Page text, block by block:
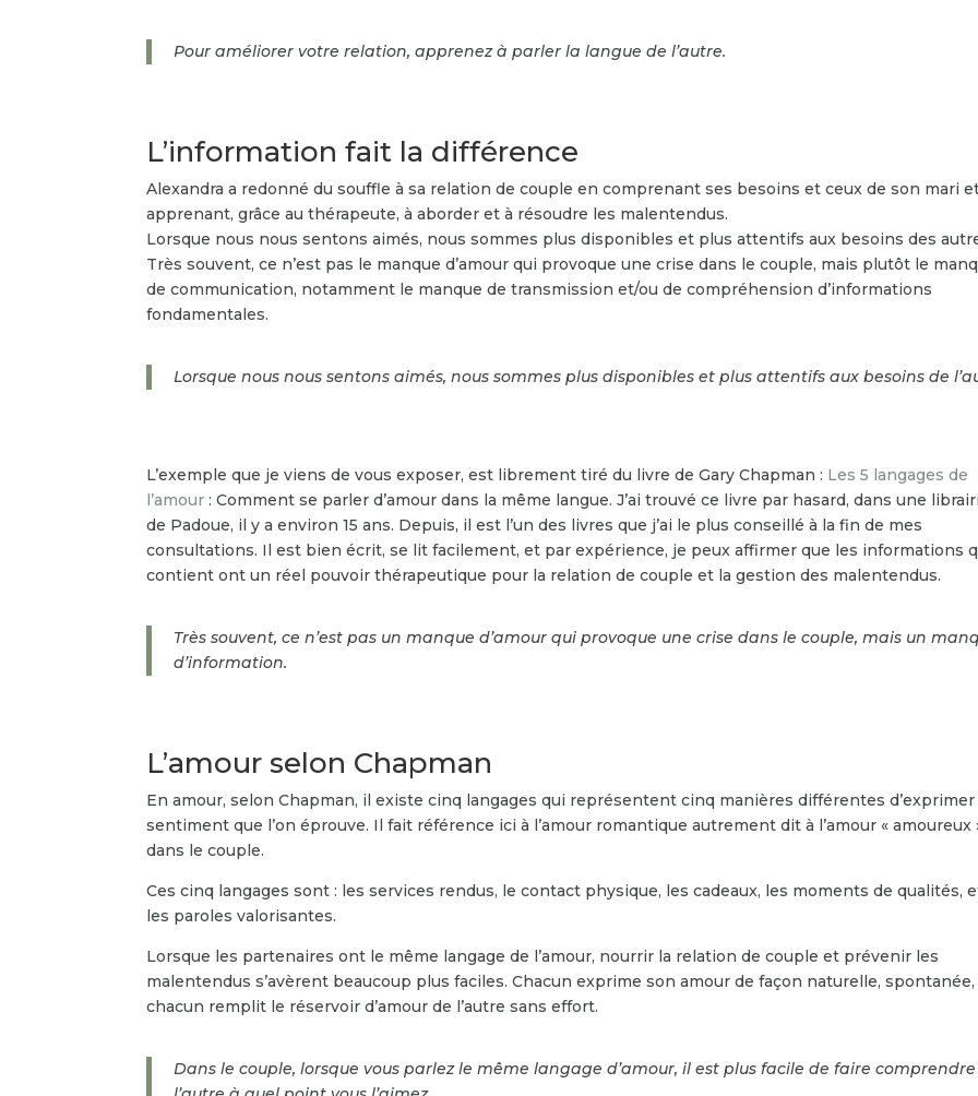
Pour améliorer votre relation, apprenez à parler la langue de l’autre.
L’information fait la différence
Alexandra a redonné du souffle à sa relation de couple en comprenant ses besoins et ceux de son mari
apprenant, grâce au thérapeute, à aborder et à résoudre les malentendus.
Lorsque nous nous sentons aimés, nous sommes plus disponibles et plus attentifs aux besoins des
Très souvent, ce n’est pas le manque d’amour qui provoque une crise dans le couple, mais plutôt le
de communication, notamment le manque de transmission et/ou de compréhension d’informations
fondamentales.
Lorsque nous nous sentons aimés, nous sommes plus disponibles et plus attentifs aux besoins de
L’exemple que je viens de vous exposer, est librement tiré du livre de Gary Chapman : Les 5 langages de
l’amour: Comment se parler d’amour dans la même langue. J’ai trouvé ce livre par hasard, dans une
de Padoue, il y a environ 15 ans. Depuis, il est l’un des livres que j’ai le plus conseillé à la fin de mes
consultations. Il est bien écrit, se lit facilement, et par expérience, je peux affirmer que les informations
contient ont un réel pouvoir thérapeutique pour la relation de couple et la gestion des malentendus.
Très souvent, ce n’est pas un manque d’amour qui provoque une crise dans le couple, mais un
d’information.
L’amour selon Chapman
En amour, selon Chapman, il existe cinq langages qui représentent cinq manières différentes d’exprimer
sentiment que l’on éprouve. Il fait référence ici à l’amour romantique autrement dit à l’amour « amoureux
dans le couple.
Ces cinq langages sont : les services rendus, le contact physique, les cadeaux, les moments de qualités,
les paroles valorisantes.
Lorsque les partenaires ont le même langage de l’amour, nourrir la relation de couple et prévenir les
malentendus s’avèrent beaucoup plus faciles. Chacun exprime son amour de façon naturelle,
chacun remplit le réservoir d’amour de l’autre sans effort.
Dans le couple, lorsque vous parlez le même langage d’amour, il est plus facile de faire